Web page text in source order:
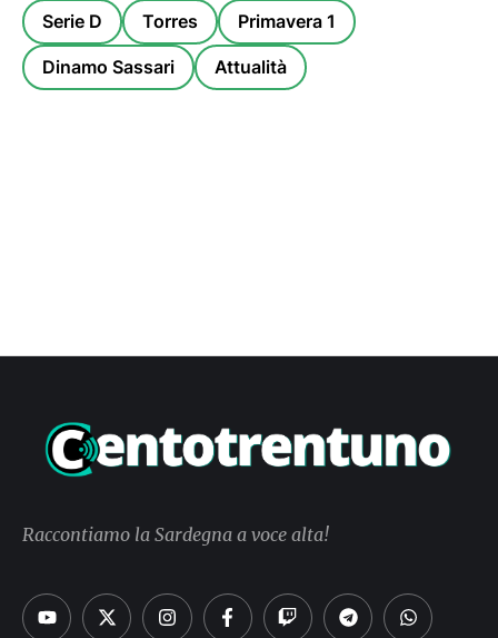
Serie D Torres Primavera 1
Dinamo Sassari Attualità
Raccontiamo la Sardegna a voce alta!